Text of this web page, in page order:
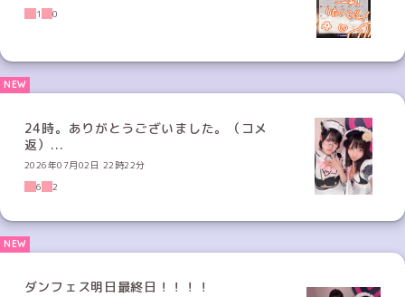
1
0
24時。ありがとうございました。（コメ
返）...
2026年07月02日 22時22分
6
2
ダンフェス明日最終日！！！！